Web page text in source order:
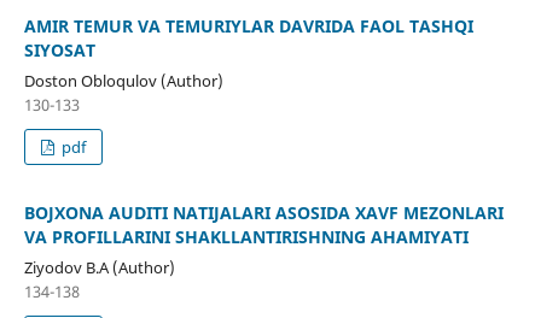
AMIR TEMUR VA TEMURIYLAR DAVRIDA FAOL TASHQI
SIYOSAT
Doston Obloqulov (Author)
130-133
pdf
BOJXONA AUDITI NATIJALARI ASOSIDA XAVF MEZONLARI
VA PROFILLARINI SHAKLLANTIRISHNING AHAMIYATI
Ziyodov B.A (Author)
134-138